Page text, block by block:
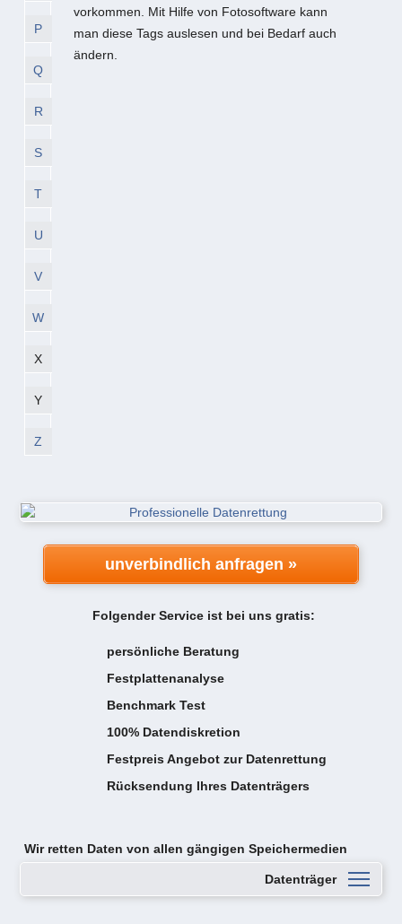
P
Q
R
S
T
U
V
W
X
Y
Z
vorkommen. Mit Hilfe von Fotosoftware kann
man diese Tags auslesen und bei Bedarf auch
ändern.
unverbindlich anfragen »
Folgender Service ist bei uns gratis:
persönliche Beratung
Festplattenanalyse
Benchmark Test
100% Datendiskretion
Festpreis Angebot zur Datenrettung
Rücksendung Ihres Datenträgers
Wir retten Daten vonallen gängigen Speichermedien
Datenträger